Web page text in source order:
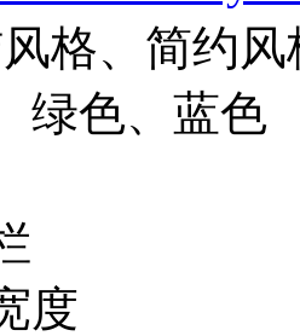
格、简约风
绿色、蓝色
度